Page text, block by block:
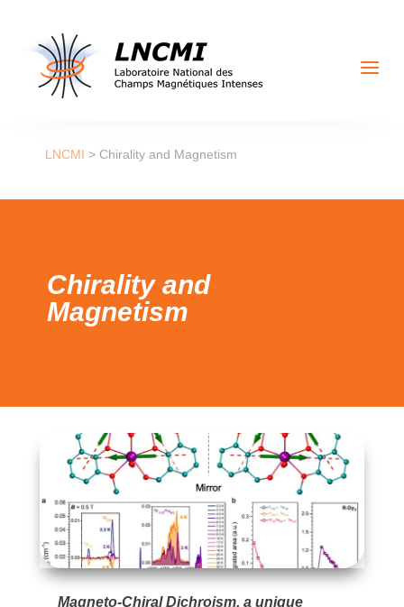
a
LNCMI > Chirality and Magnetism
Chirality and
Magnetism
Magneto-Chiral Dichroism, a unique